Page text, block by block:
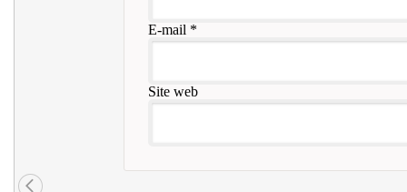
E-mail *
Site web